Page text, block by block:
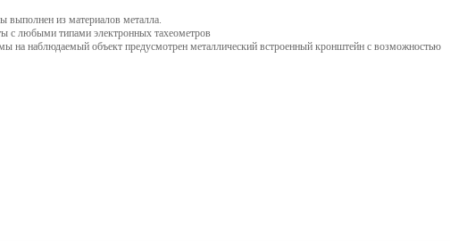
выполнен из материалов металла.
с любыми типами электронных тахеометров
на наблюдаемый объект предусмотрен металлический встроенный кронштейн с возможностью